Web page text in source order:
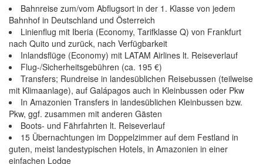
Bahnreise zum/vom Abflugsort in der 1. Klasse von jedem
Bahnhof in Deutschland und Österreich
Linienflug mit Iberia (Economy, Tarifklasse Q) von Frankfurt
nach Quito und zurück, nach Verfügbarkeit
Inlandsflüge (Economy) mit LATAM Airlines lt. Reiseverlauf
Flug-/Sicherheitsgebühren (ca. 195 €)
Transfers; Rundreise in landesüblichen Reisebussen (teilweise
mit Klimaanlage), auf Galápagos auch in Kleinbussen oder Pkw
In Amazonien Transfers in landesüblichen Kleinbussen bzw.
Pkw, ggf. zusammen mit anderen Gästen
Boots- und Fährfahrten lt. Reiseverlauf
15 Übernachtungen im Doppelzimmer auf dem Festland in
guten, meist landestypischen Hotels, in Amazonien in einer
einfachen Lodge